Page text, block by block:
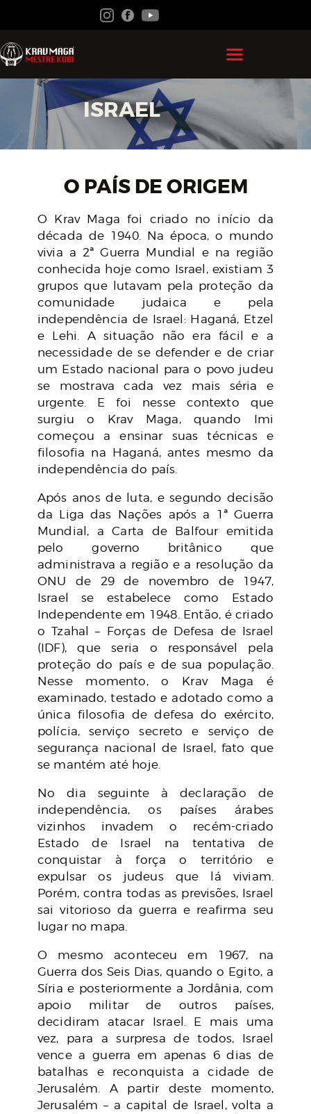
ISRAEL
HOME
GRÃO MESTRE KOBI
KRAV MAGA
FEDERAÇÃO
CONTATO
ÁREA DO ALUNO
O PAÍS DE ORIGEM
O Krav Maga foi criado no início da
década de 1940. Na época, o mundo
vivia a 2ª Guerra Mundial e na região
conhecida hoje como Israel, existiam 3
grupos que lutavam pela proteção da
comunidade judaica e pela
independência de Israel: Haganá, Etzel
e Lehi. A situação não era fácil e a
necessidade de se defender e de criar
um Estado nacional para o povo judeu
se mostrava cada vez mais séria e
urgente. E foi nesse contexto que
surgiu o Krav Maga, quando Imi
começou a ensinar suas técnicas e
filosofia na Haganá, antes mesmo da
independência do país.
Após anos de luta, e segundo decisão
da Liga das Nações após a 1ª Guerra
Mundial, a Carta de Balfour emitida
pelo governo britânico que
administrava a região e a resolução da
ONU de 29 de novembro de 1947,
Israel se estabelece como Estado
Independente em 1948. Então, é criado
o Tzahal – Forças de Defesa de Israel
(IDF), que seria o responsável pela
proteção do país e de sua população.
Nesse momento, o Krav Maga é
examinado, testado e adotado como a
única filosofia de defesa do exército,
polícia, serviço secreto e serviço de
segurança nacional de Israel, fato que
se mantém até hoje.
No dia seguinte à declaração de
independência, os países árabes
vizinhos invadem o recém-criado
Estado de Israel na tentativa de
conquistar à força o território e
expulsar os judeus que lá viviam.
Porém, contra todas as previsões, Israel
sai vitorioso da guerra e reafirma seu
lugar no mapa.
O mesmo aconteceu em 1967, na
Guerra dos Seis Dias, quando o Egito, a
Síria e posteriormente a Jordânia, com
apoio militar de outros países,
decidiram atacar Israel. E mais uma
vez, para a surpresa de todos, Israel
vence a guerra em apenas 6 dias de
batalhas e reconquista a cidade de
Jerusalém. A partir deste momento,
Jerusalém – a capital de Israel, volta a